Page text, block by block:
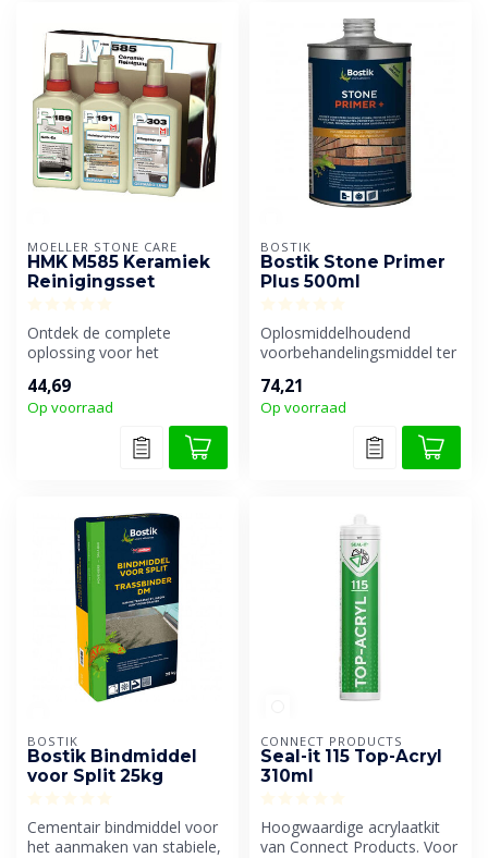
MOELLER STONE CARE
HMK M585 Keramiek
Reinigingsset
Ontdek de complete
oplossing voor het
keramische tegels met de ...
44,69
Op voorraad
BOSTIK
Bostik Stone Primer
Plus 500ml
Oplosmiddelhoudend
voorbehandelingsmiddel ter
van de...
74,21
Op voorraad
BOSTIK
Bostik Bindmiddel
voor Split 25kg
Cementair bindmiddel voor
het aanmaken van stabiele,
CONNECT PRODUCTS
Seal-it 115 Top-Acryl
310ml
Hoogwaardige acrylaatkit
van Connect Products. Voor